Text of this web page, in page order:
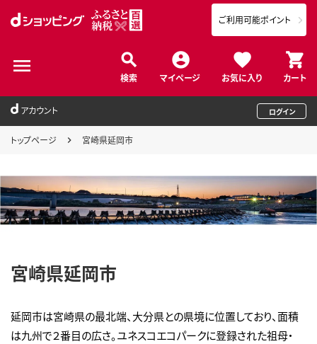
検索 マイページ お気に入り カート
ご利用可能ポイント
アカウント ログイン
トップページ 宮崎県延岡市
宮崎県延岡市
延岡市は宮崎県の最北端、大分県との県境に位置しており、面積
は九州で２番目の広さ。ユネスコエコパークに登録された祖母・